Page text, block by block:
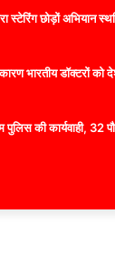
स्टेरिंग छोड़ों
भारतीय डॉक्टरों को
की कार्यवाही, 32